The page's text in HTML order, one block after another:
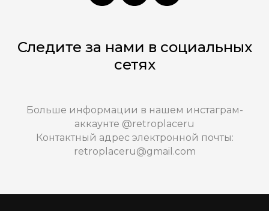
Следите за нами в социальных
сетях
Больше информации в нашем инстаграм-
аккаунте @retroplaceru
Контактный адрес электронной почты:
retroplaceru@gmail.com